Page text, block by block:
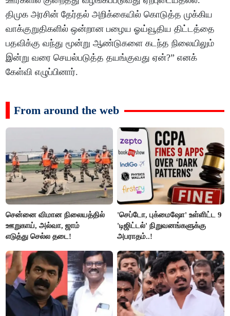
திமுக அரசின் தேர்தல் அறிக்கையில் கொடுத்த முக்கிய
வாக்குறுதிகளில் ஒன்றான பழைய ஓய்வூதிய திட்டத்தை
பதவிக்கு வந்து மூன்று ஆண்டுகளை கடந்த நிலையிலும்
இன்று வரை செயல்படுத்த தயங்குவது ஏன்?” எனக்
கேள்வி எழுப்பினார்.
From around the web
சென்னை விமான நிலையத்தில்
ஊறுகாய், அல்வா, ஜாம்
எடுத்து செல்ல தடை!
'செப்டோ, புக்மைஷோ' உள்ளிட்ட 9
'டிஜிட்டல்' நிறுவனங்களுக்கு
அபராதம்..!